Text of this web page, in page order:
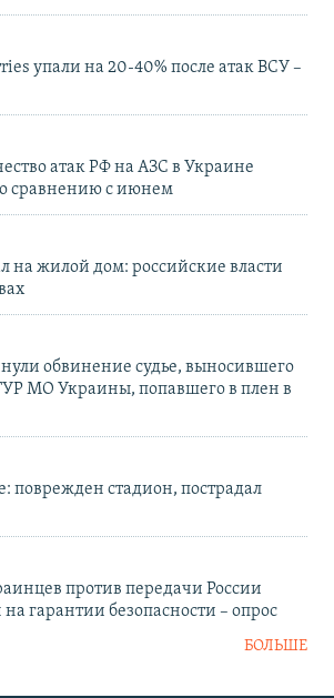
упали на 20-40% после атак ВСУ –
атак РФ на АЗС в Украине
сравнению с июнем
на жилой дом: российские власти
обвинение судье, выносившего
МО Украины, попавшего в плен в
поврежден стадион, пострадал
против передачи России
гарантии безопасности – опрос
БОЛЬШЕ